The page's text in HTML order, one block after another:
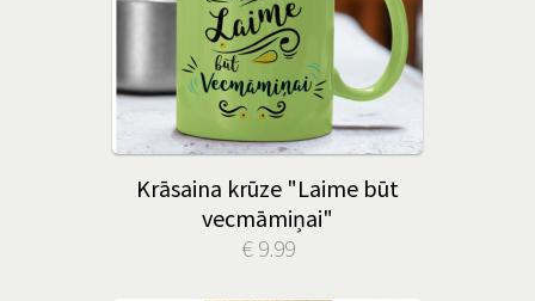
Krāsaina krūze "Laime būt
vecmāmiņai"
€ 9.99